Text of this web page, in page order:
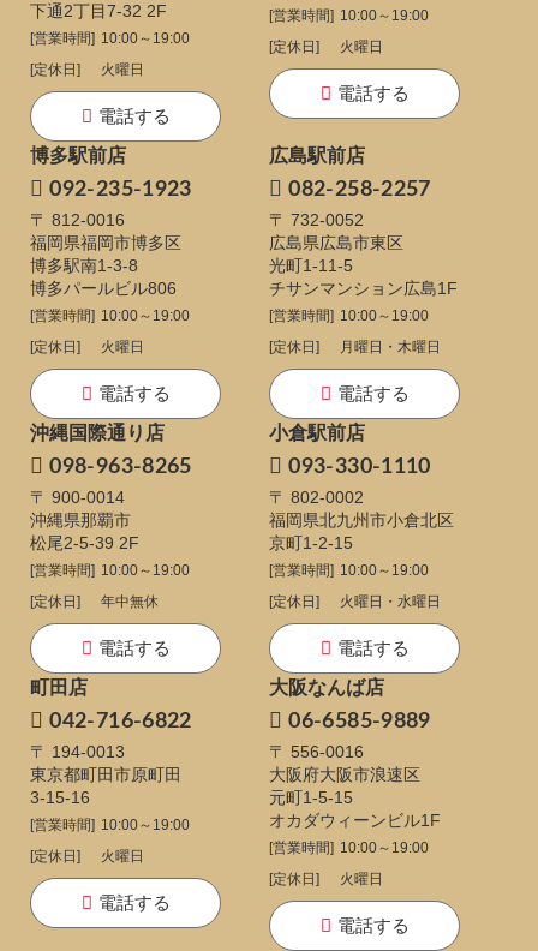
下通2丁目7-32 2F
[営業時間] 10:00～19:00
[定休日]
火曜日
電話する
[営業時間] 10:00～19:00
[定休日]
火曜日
電話する
博多駅前店
092-235-1923
〒 812-0016
福岡県福岡市博多区
博多駅南1-3-8
博多パールビル806
[営業時間] 10:00～19:00
[定休日]
火曜日
電話する
広島駅前店
082-258-2257
〒 732-0052
広島県広島市東区
光町1-11-5
チサンマンション広島1F
[営業時間] 10:00～19:00
[定休日]
月曜日・木曜日
電話する
沖縄国際通り店
098-963-8265
〒 900-0014
沖縄県那覇市
松尾2-5-39 2F
[営業時間] 10:00～19:00
[定休日]
年中無休
電話する
小倉駅前店
093-330-1110
〒 802-0002
福岡県北九州市小倉北区
京町1-2-15
[営業時間] 10:00～19:00
[定休日]
火曜日・水曜日
電話する
町田店
042-716-6822
〒 194-0013
東京都町田市原町田
3-15-16
[営業時間] 10:00～19:00
[定休日]
火曜日
電話する
大阪なんば店
06-6585-9889
〒 556-0016
大阪府大阪市浪速区
元町1-5-15
オカダウィーンビル1F
[営業時間] 10:00～19:00
[定休日]
火曜日
電話する